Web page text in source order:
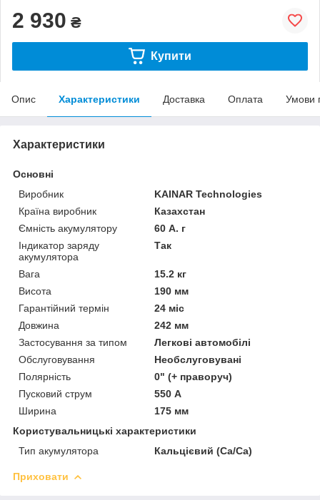
2 930 ₴
Купити
Опис Характеристики Доставка Оплата Умови
Характеристики
Основні
Виробник
KAINAR Technologies
Країна виробник
Казахстан
Ємність акумулятору
60 А. г
Індикатор заряду
акумулятора
Так
Вага
15.2 кг
Висота
190 мм
Гарантійний термін
24 міс
Довжина
242 мм
Застосування за типом
Легкові автомобілі
Обслуговування
Необслуговувані
Полярність
0" (+ праворуч)
Пусковий струм
550 А
Ширина
175 мм
Користувальницькі характеристики
Тип акумулятора
Кальцієвий (Ca/Ca)
Приховати